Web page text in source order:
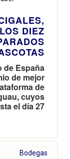
DIEZ
de España
de mejor
de
cuyos
el día 27
Bodegas